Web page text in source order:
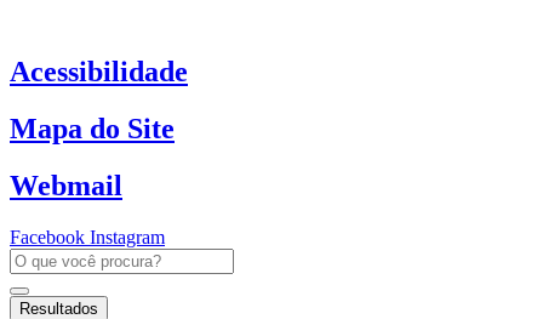
o
conteúdo
Acessibilidade
Mapa do Site
Webmail
Facebook Instagram
Pesquisar
...
Resultados